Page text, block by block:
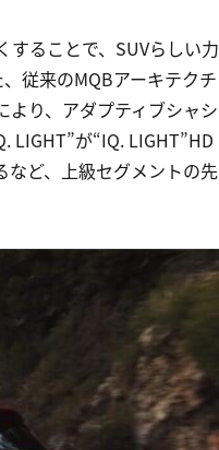
ることで、SUVらしい力
従来のMQBアーキテクチ
り、アダプティブシャシ
LIGHT”が“IQ. LIGHT”HD
など、上級セグメントの先